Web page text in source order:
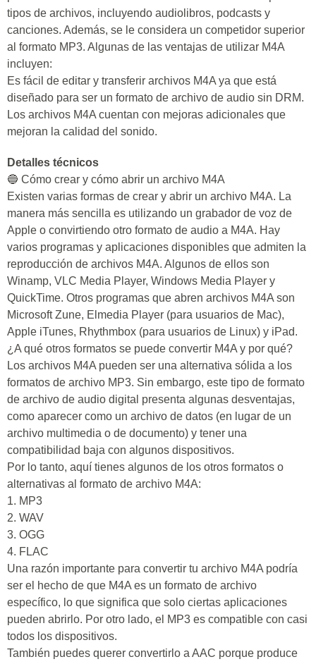
tipos de archivos, incluyendo audiolibros, podcasts y
canciones. Además, se le considera un competidor superior
al formato MP3. Algunas de las ventajas de utilizar M4A
incluyen:
Es fácil de editar y transferir archivos M4A ya que está
diseñado para ser un formato de archivo de audio sin DRM.
Los archivos M4A cuentan con mejoras adicionales que
mejoran la calidad del sonido.
Detalles técnicos
🔵 Cómo crear y cómo abrir un archivo M4A
Existen varias formas de crear y abrir un archivo M4A. La
manera más sencilla es utilizando un grabador de voz de
Apple o convirtiendo otro formato de audio a M4A. Hay
varios programas y aplicaciones disponibles que admiten la
reproducción de archivos M4A. Algunos de ellos son
Winamp, VLC Media Player, Windows Media Player y
QuickTime. Otros programas que abren archivos M4A son
Microsoft Zune, Elmedia Player (para usuarios de Mac),
Apple iTunes, Rhythmbox (para usuarios de Linux) y iPad.
¿A qué otros formatos se puede convertir M4A y por qué?
Los archivos M4A pueden ser una alternativa sólida a los
formatos de archivo MP3. Sin embargo, este tipo de formato
de archivo de audio digital presenta algunas desventajas,
como aparecer como un archivo de datos (en lugar de un
archivo multimedia o de documento) y tener una
compatibilidad baja con algunos dispositivos.
Por lo tanto, aquí tienes algunos de los otros formatos o
alternativas al formato de archivo M4A:
1. MP3
2. WAV
3. OGG
4. FLAC
Una razón importante para convertir tu archivo M4A podría
ser el hecho de que M4A es un formato de archivo
específico, lo que significa que solo ciertas aplicaciones
pueden abrirlo. Por otro lado, el MP3 es compatible con casi
todos los dispositivos.
También puedes querer convertirlo a AAC porque produce